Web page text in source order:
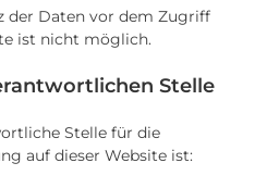
der Daten vor dem Zugriff
ist nicht möglich.
Stelle
Stelle für die
auf dieser Website ist: